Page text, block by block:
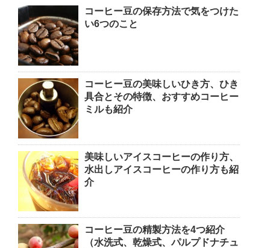
コーヒー豆の保存方法で気をつけた
い6つのこと
コーヒー豆の美味しいひき方、ひき
具合とその特徴、おすすめコーヒー
ミルも紹介
美味しいアイスコーヒーの作り方、
水出しアイスコーヒーの作り方も紹
介
コーヒー豆の精製方法を4つ紹介
（水洗式、乾燥式、パルプドナチュ